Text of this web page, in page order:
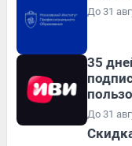
До 31
35
До 31